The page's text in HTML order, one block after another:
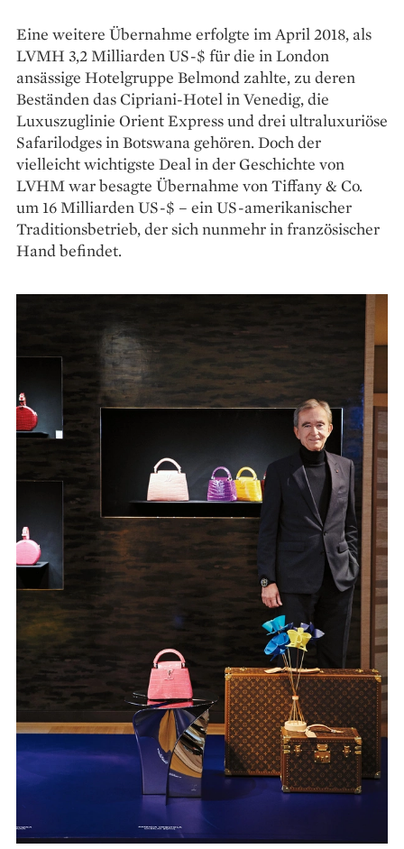
Eine weitere Übernahme erfolgte im ­April 2018, als
LVMH 3,2 Milliarden US-$ für die in London
ansässige Hotelgruppe Belmond zahlte, zu deren
Beständen das Cipriani-Hotel in Venedig, die
Luxuszuglinie Orient Express und drei ultraluxuriöse
Safarilodges in Botswana gehören. Doch der
vielleicht wichtigste Deal in der Geschichte von
LVHM war besagte Übernahme von Tiffany & Co.
um 16 Milliarden US-$ – ein US-amerikanischer
Traditionsbetrieb, der sich nunmehr in französischer
Hand befindet.